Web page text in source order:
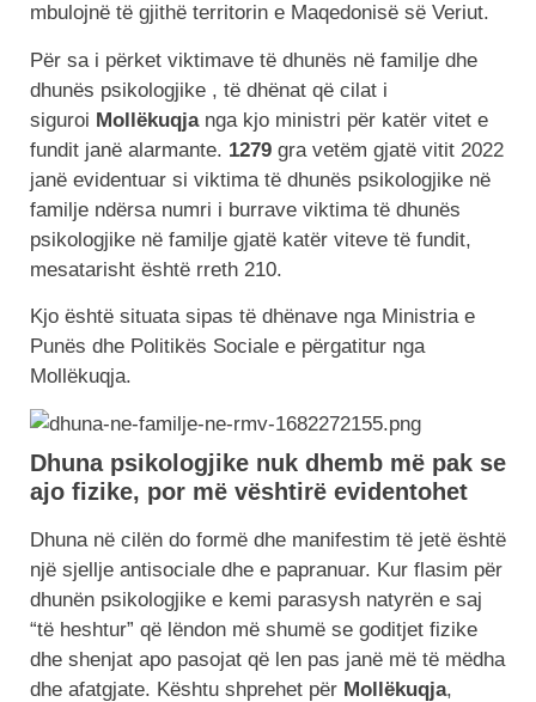
mbulojnë të gjithë territorin e Maqedonisë së Veriut.
Për sa i përket viktimave të dhunës në familje dhe
dhunës psikologjike , të dhënat që cilat i
siguroi Mollëkuqjanga kjo ministri për katër vitet e
fundit janë alarmante. 1279 gra vetëm gjatë vitit 2022
janë evidentuar si viktima të dhunës psikologjike në
familje ndërsa numri i burrave viktima të dhunës
psikologjike në familje gjatë katër viteve të fundit,
mesatarisht është rreth 210.
Kjo është situata sipas të dhënave nga Ministria e
Punës dhe Politikës Sociale e përgatitur nga
Mollëkuqja.
Dhuna psikologjike nuk dhemb më pak se
ajo fizike, por më vështirë evidentohet
Dhuna në cilën do formë dhe manifestim të jetë është
një sjellje antisociale dhe e papranuar. Kur flasim për
dhunën psikologjike e kemi parasysh natyrën e saj
“të heshtur” që lëndon më shumë se goditjet fizike
dhe shenjat apo pasojat që len pas janë më të mëdha
dhe afatgjate. Kështu shprehet për Mollëkuqja,